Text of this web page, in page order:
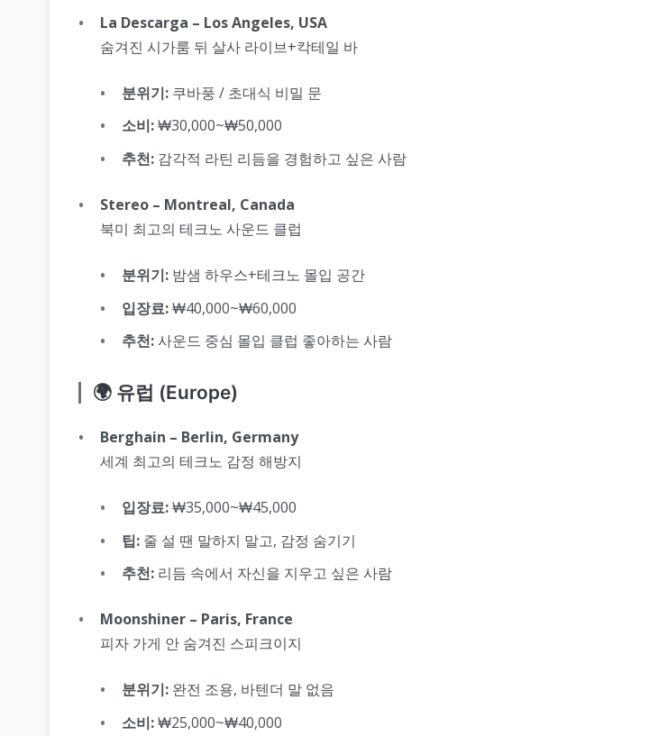
La Descarga – Los Angeles, USA
숨겨진 시가룸 뒤 살사 라이브+칵테일 바
분위기: 쿠바풍 / 초대식 비밀 문
소비:₩30,000~₩50,000
추천: 감각적 라틴 리듬을 경험하고 싶은 사람
Stereo – Montreal, Canada
북미 최고의 테크노 사운드 클럽
분위기: 밤샘 하우스+테크노 몰입 공간
입장료:₩40,000~₩60,000
추천:사운드 중심 몰입 클럽 좋아하는 사람
🌍 유럽 (Europe)
Berghain – Berlin, Germany
세계 최고의 테크노 감정 해방지
입장료:₩35,000~₩45,000
팁: 줄 설 땐 말하지 말고, 감정 숨기기
추천: 리듬 속에서 자신을 지우고 싶은 사람
Moonshiner – Paris, France
피자 가게 안 숨겨진 스피크이지
분위기: 완전 조용, 바텐더 말 없음
소비:₩25,000~₩40,000